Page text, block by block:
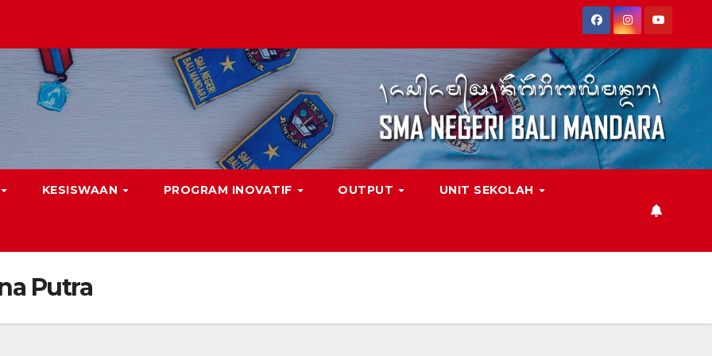
KESISWAAN PROGRAM INOVATIF OUTPUT UNIT SEKOLAH
Putra